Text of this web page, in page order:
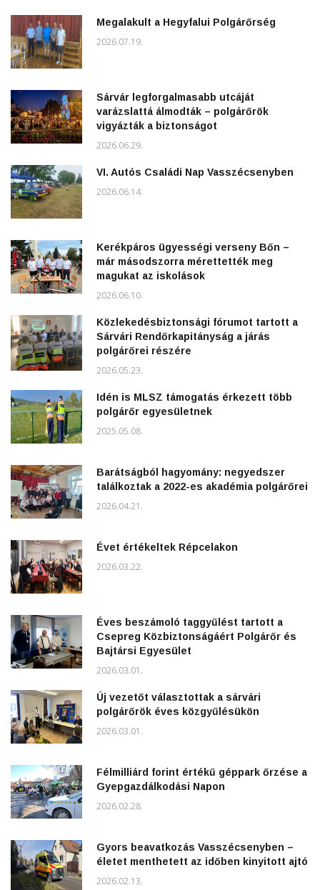
Megalakult a Hegyfalui Polgárőrség
2026.07.19.
Sárvár legforgalmasabb utcáját
varázslattá álmodták – polgárőrök
vigyázták a biztonságot
2026.06.29.
VI. Autós Családi Nap Vasszécsenyben
2026.06.14.
Kerékpáros ügyességi verseny Bőn –
már másodszorra mérettették meg
magukat az iskolások
2026.06.10.
Közlekedésbiztonsági fórumot tartott a
Sárvári Rendőrkapitányság a járás
polgárőrei részére
2026.05.23.
Idén is MLSZ támogatás érkezett több
polgárőr egyesületnek
2025.05.08.
Barátságból hagyomány: negyedszer
találkoztak a 2022-es akadémia polgárőrei
2026.04.21.
Évet értékeltek Répcelakon
2026.03.22.
Éves beszámoló taggyűlést tartott a
Csepreg Közbiztonságáért Polgárőr és
Bajtársi Egyesület
2026.03.01.
Új vezetőt választottak a sárvári
polgárőrök éves közgyűlésükön
2026.03.01.
Félmilliárd forint értékű géppark őrzése a
Gyepgazdálkodási Napon
2026.02.28.
Gyors beavatkozás Vasszécsenyben –
életet menthetett az időben kinyitott ajtó
2026.02.13.